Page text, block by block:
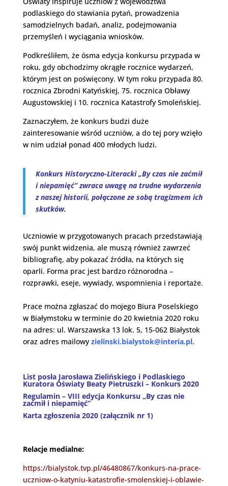
podlaskiego do stawiania pytań, prowadzenia
samodzielnych badań, analiz, podejmowania
przemyśleń i wyciągania wniosków.
Podkreśliłem, że ósma edycja konkursu przypada w
roku, gdy obchodzimy okrągłe rocznice wydarzeń,
którym jest on poświęcony. W tym roku przypada 80.
rocznica Zbrodni Katyńskiej, 75. rocznica Obławy
Augustowskiej i 10. rocznica Katastrofy Smoleńskiej.
Zaznaczyłem, że konkurs budzi duże
zainteresowanie wśród uczniów, a do tej pory wzięło
w nim udział ponad 400 młodych ludzi.
Konkurs Historyczno-Literacki „By czas nie zaćmił
i niepamięć” zwraca uwagę na trudne wydarzenia
z naszej historii, połączone ze sobą tragizmem ich
skutków.
Uczniowie w przygotowanych pracach przedstawiają
swój punkt widzenia, ale muszą również zawrzeć
bibliografię, aby pokazać źródła, na których się
oparli. Forma prac jest bardzo różnorodna –
rozprawki, eseje, wywiady, wspomnienia i reportaże.
Prace można zgłaszać do mojego Biura Poselskiego
w Białymstoku w terminie do 20 kwietnia 2020 roku
na adres: ul. Warszawska 13 lok. 5, 15-062 Białystok
oraz adres mailowy zielinski.bialystok@interia.pl.
List posła Jarosława Zielińskiego i Podlaskiego
Kuratora Oświaty Beaty Pietruszki – Konkurs 2020
Regulamin – VIII edycja Konkursu „By czas nie
zaćmił i niepamięć”
Karta zgłoszenia 2020 (załącznik nr 1)
Relacje medialne:
https://bialystok.tvp.pl/46480867/konkurs-na-prace-
uczniow-o-katyniu-katastrofie-smolenskiej-i-oblawie-